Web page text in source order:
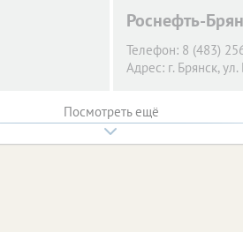
Роснефть-
Телефон: 8 (483)
Адрес: г. Брянск, ул.
Посмотреть ещё